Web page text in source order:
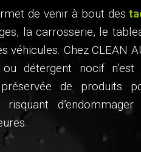
de venir à bout des
la carrosserie, le
véhicules. Chez CLEAN
ou détergent nocif
de produits